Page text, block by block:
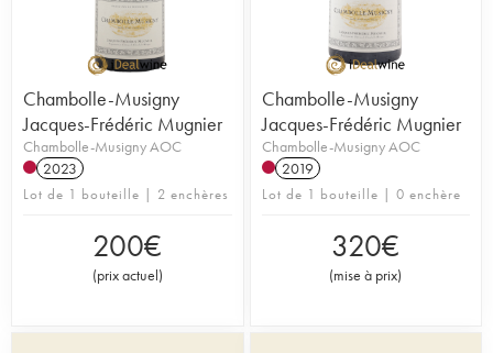
Chambolle-Musigny
Jacques-Frédéric Mugnier
Chambolle-Musigny AOC
2023
Lot de 1 bouteille | 2 enchères
200€
(prix actuel)
Chambolle-Musigny
Jacques-Frédéric Mugnier
Chambolle-Musigny AOC
2019
Lot de 1 bouteille | 0 enchère
320€
(mise à prix)